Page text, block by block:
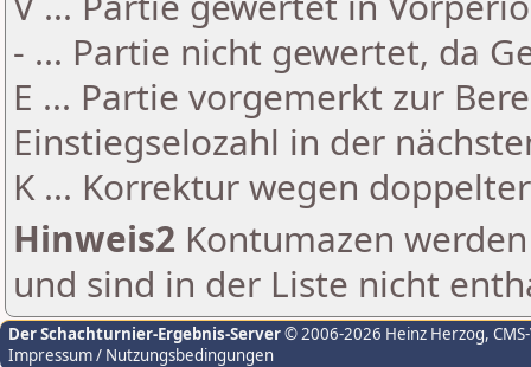
- ... Partie nicht gewertet, da
E ... Partie vorgemerkt zur
Einstiegselozahl in der
K ... Korrektur wegen
Hinweis2 Kontumazen
und sind in der Liste nicht
Der Schachturnier-Ergebnis-Server© 2006-2026 Heinz Herzog,
Impressum / Nutzungsbedingungen